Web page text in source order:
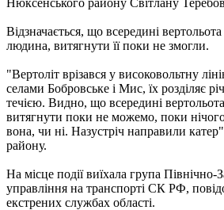
Відзначається, що всередині
людина, витягнути її поки не змогли.
"Вертоліт врізався у високовольтну
селами Бобровське і Мис, їх розділяє
течією. Видно, що всередині
витягнути поки не можемо, поки
вона, чи ні. Назустріч направили
району.
На місце події виїхала група Північно-
управління на транспорті СК РФ,
екстрених службах області.